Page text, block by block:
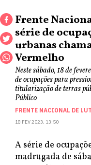
Frente
série de
urbanas
Vermelho
Neste sábado, 18 de
de ocupações para
titularização de terras
Público
FRENTE NACIONAL DE
18 FEV 2023, 13:50
A série de
madrugada de